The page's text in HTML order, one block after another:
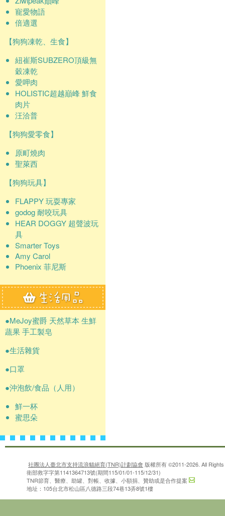
寵愛物語
倍適選
【狗狗凍乾、生食】
紐崔斯SUBZERO頂級無
穀凍乾
愛呷肉
HOLISTIC超越巔峰 鮮食
肉片
汪洽普
【狗狗愛零食】
原町燒肉
聖萊西
【狗狗玩具】
FLAPPY 玩耍專家
godog 耐咬玩具
HEAR DOGGY 超聲波玩
具
Smarter Toys
Amy Carol
Phoenix 菲尼斯
●MeJoy蜜爵 天然草本 生鮮
蔬果 手工製皂
●生活雜貨
●口罩
●沖泡飲/食品（人用）
鮮一杯
蜜思朵
社團法人臺北市支持流浪貓絕育(TNR)計劃協會 版權所有 ©2011-2026. All
衛部救字字第1141364713號(期間115/01/01-115/12/31)
TNR節育、醫療、助罐、對帳、收據、小額捐、贊助或是合作提案
地址：105台北市松山區八德路三段74巷13弄8號1樓